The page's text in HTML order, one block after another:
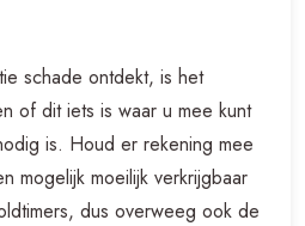
schade ontdekt, is het
of dit iets is waar u mee kunt
is. Houd er rekening mee
mogelijk moeilijk verkrijgbaar
dus overweeg ook de